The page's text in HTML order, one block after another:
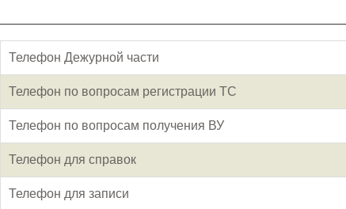
Телефон Дежурной части
Телефон по вопросам регистрации ТС
Телефон по вопросам получения ВУ
Телефон для справок
Телефон для записи